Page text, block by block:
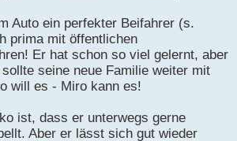
Auto ein perfekter Beifahrer (s.
prima mit öffentlichen
Er hat schon so viel gelernt, aber
seine neue Familie weiter mit
will es - Miro kann es!
ist, dass er unterwegs gerne
Aber er lässt sich gut wieder